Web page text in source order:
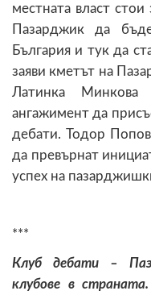
местната власт
Пазарджик да
България и тук да
заяви кметът на
Латинка
ангажимент да
дебати. Тодор
да превърнат
успех на
***
Клуб дебати –
клубове в